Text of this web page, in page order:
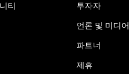
티
투자자
언론 및 미디어
파트너
제휴